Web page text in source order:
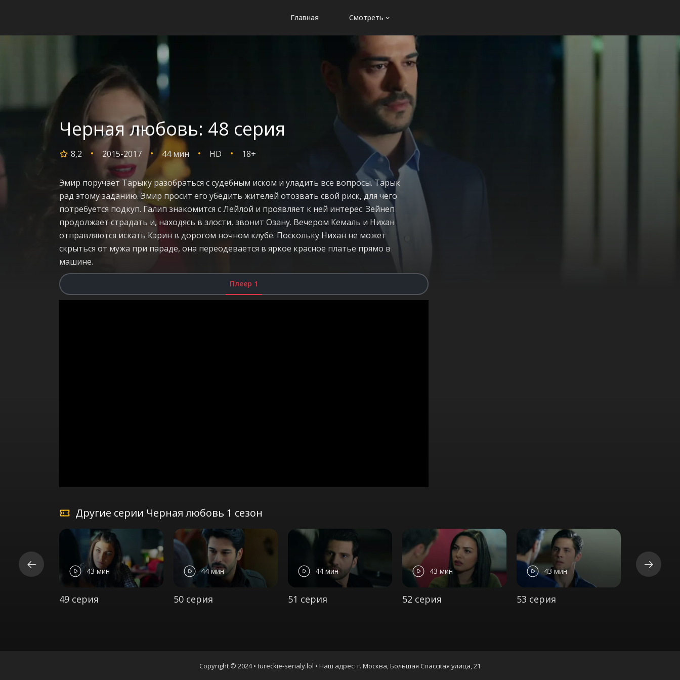
Главная Смотреть
Черная любовь: 48 серия
8,2 2015-2017 44 мин HD 18+
Эмир поручает Тарыку разобраться с судебным иском и уладить все вопросы. Тарык
рад этому заданию. Эмир просит его убедить жителей отозвать свой риск, для чего
потребуется подкуп. Галип знакомится с Лейлой и проявляет к ней интерес. Зейнеп
продолжает страдать и, находясь в злости, звонит Озану. Вечером Кемаль и Нихан
отправляются искать Кэрин в дорогом ночном клубе. Поскольку Нихан не может
скрыться от мужа при параде, она переодевается в яркое красное платье прямо в
машине.
Плеер 1
Другие серии Черная любовь 1 сезон
43 мин
49 серия
44 мин
50 серия
44 мин
51 серия
43 мин
52 серия
43 мин
53 серия
44
Copyright © 2024 • tureckie-serialy.lol • Наш адрес: г. Москва, Большая Спасская улица, 21